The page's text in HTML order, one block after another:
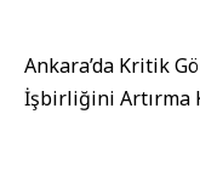
Ankara’da Kritik
İşbirliğini Artırma